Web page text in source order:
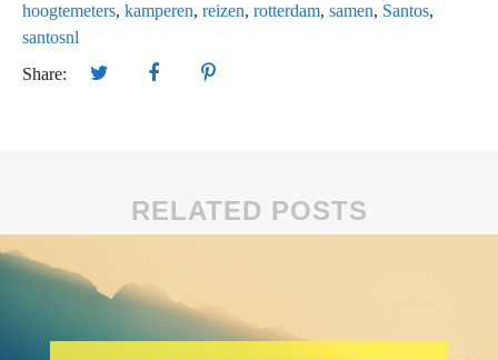
hoogtemeters, kamperen, reizen, rotterdam, samen, Santos,
santosnl
Share:
RELATED POSTS